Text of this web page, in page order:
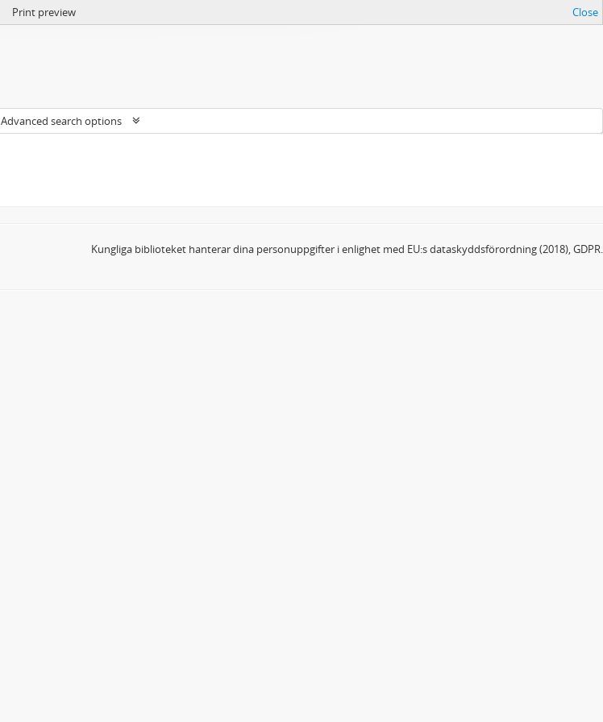
Print preview Close
Advanced search options
Kungliga biblioteket hanterar dina personuppgifter i enlighet med EU:s dataskyddsförordning (2018), GDPR.